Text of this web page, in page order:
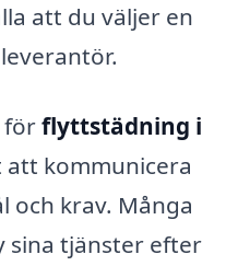
att du väljer en
förflyttstädning i
kommunicera
och krav. Många
sina tjänster efter